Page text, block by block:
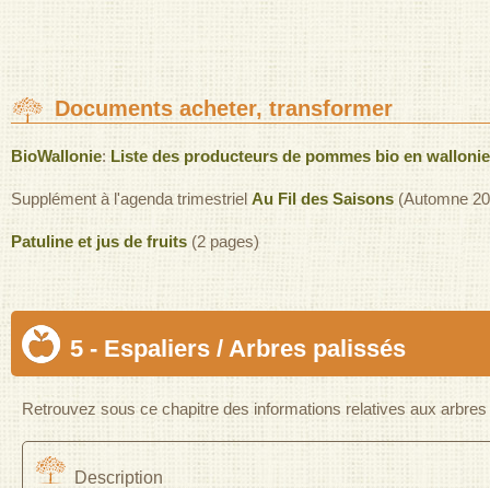
Documents acheter, transformer
BioWallonie: Liste des producteurs de pommes bio en wallonie
Supplément à l'agenda trimestriel Au Fil des Saisons (Automne
Patuline et jus de fruits (2 pages)
5 - Espaliers / Arbres palissés
Retrouvez sous ce chapitre des informations relatives aux
Description